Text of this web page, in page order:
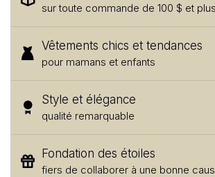
sur toute commande de 100 $ et plus
Vêtements chics et tendances
pour mamans et enfants
Style et élégance
qualité remarquable
Fondation des étoiles
fiers de collaborer à une bonne